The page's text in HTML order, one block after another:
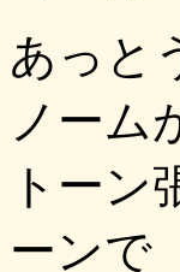
あっと
ノーム
トーン
ーンで